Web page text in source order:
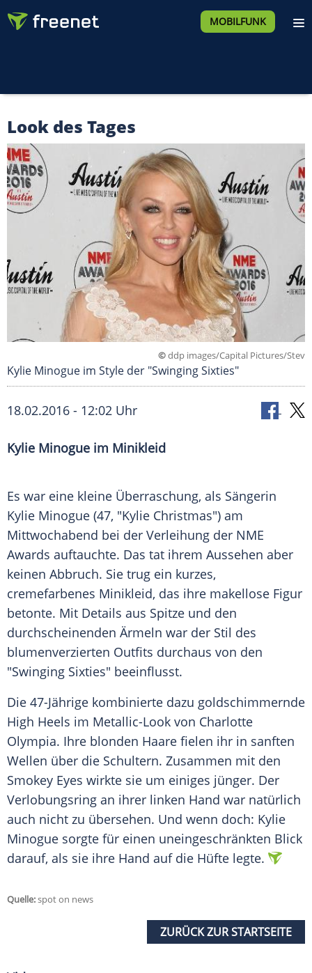
MOBILFUNK
Look des Tages
©ddp images/Capital Pictures/Stev
Kylie Minogue im Style der "Swinging Sixties"
18.02.2016 - 12:02 Uhr
Kylie Minogue im Minikleid
Es war eine kleine Überraschung, als Sängerin
Kylie Minogue (47, "Kylie Christmas") am
Mittwochabend bei der Verleihung der NME
Awards auftauchte. Das tat ihrem Aussehen aber
keinen Abbruch. Sie trug ein kurzes,
cremefarbenes Minikleid, das ihre makellose Figur
betonte. Mit Details aus Spitze und den
durchscheinenden Ärmeln war der Stil des
blumenverzierten Outfits durchaus von den
"Swinging Sixties" beeinflusst.
Die 47-Jährige kombinierte dazu goldschimmernde
High Heels im Metallic-Look von Charlotte
Olympia. Ihre blonden Haare fielen ihr in sanften
Wellen über die Schultern. Zusammen mit den
Smokey Eyes wirkte sie um einiges jünger. Der
Verlobungsring an ihrer linken Hand war natürlich
auch nicht zu übersehen. Und wenn doch: Kylie
Minogue sorgte für einen uneingeschränkten Blick
darauf, als sie ihre Hand auf die Hüfte legte.
Quelle:spot on news
ZURÜCK ZUR STARTSEITE